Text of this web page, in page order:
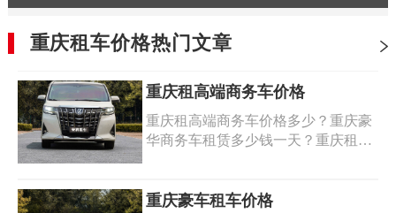
重庆租车价格热门文章
重庆租高端商务车价格
重庆租高端商务车价格多少？重庆豪
华商务车租赁多少钱一天？重庆租高
轿车型和高端SUV两种类型： 奔驰宝
重庆豪车租车价格